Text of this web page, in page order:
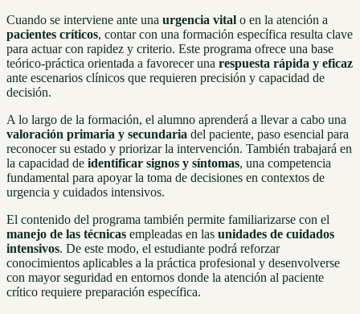
Cuando se interviene ante una urgencia vital o en la atención a
pacientes críticos, contar con una formación específica resulta clave
para actuar con rapidez y criterio. Este programa ofrece una base
teórico-práctica orientada a favorecer una respuesta rápida y eficaz
ante escenarios clínicos que requieren precisión y capacidad de
decisión.
A lo largo de la formación, el alumno aprenderá a llevar a cabo una
valoración primaria y secundaria del paciente, paso esencial para
reconocer su estado y priorizar la intervención. También trabajará en
la capacidad de identificar signos y síntomas, una competencia
fundamental para apoyar la toma de decisiones en contextos de
urgencia y cuidados intensivos.
El contenido del programa también permite familiarizarse con el
manejo de las técnicas empleadas en las unidades de cuidados
intensivos. De este modo, el estudiante podrá reforzar
conocimientos aplicables a la práctica profesional y desenvolverse
con mayor seguridad en entornos donde la atención al paciente
crítico requiere preparación específica.